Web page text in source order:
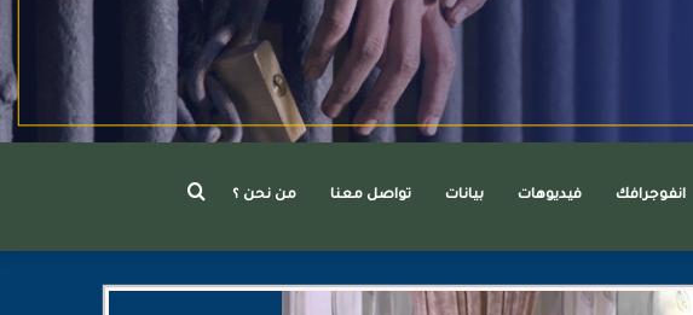
انفوجرافك فيديوهات بيانات تواصل معنا من نحن ؟